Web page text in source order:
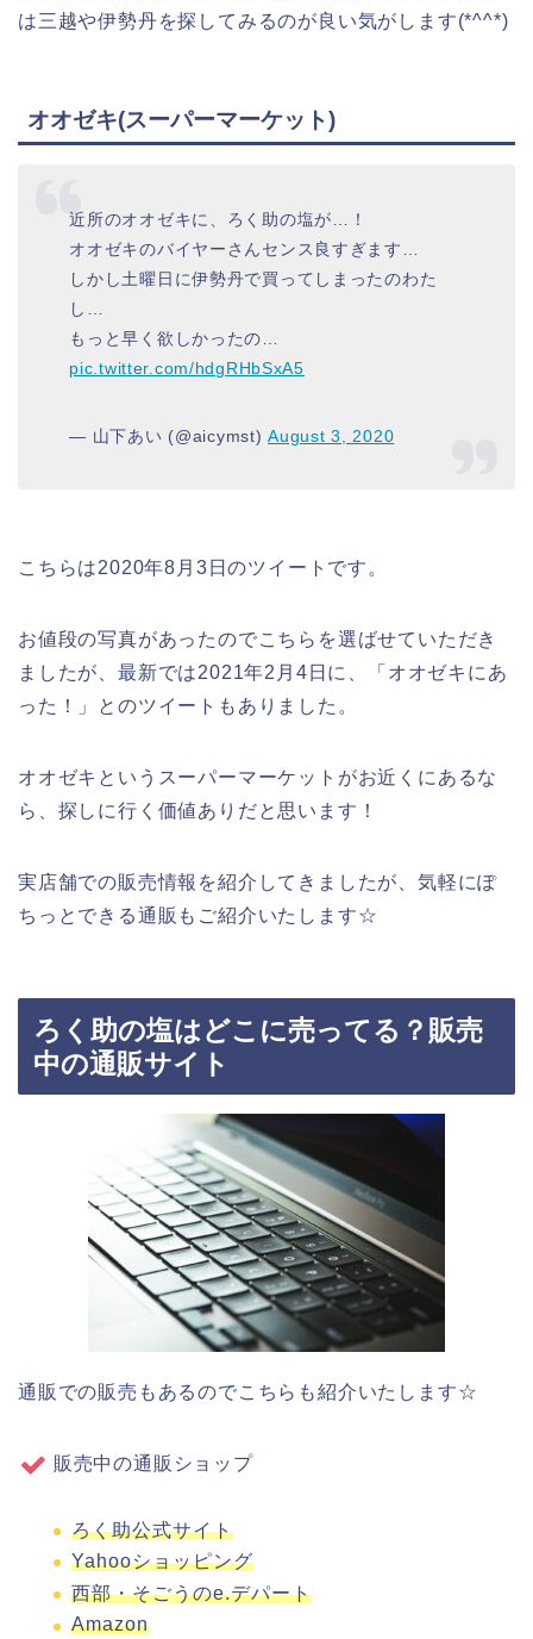
は三越や伊勢丹を探してみるのが良い気がします(*^^*)
オオゼキ(スーパーマーケット)
近所のオオゼキに、ろく助の塩が…！
オオゼキのバイヤーさんセンス良すぎます…
しかし土曜日に伊勢丹で買ってしまったのわた
し…
もっと早く欲しかったの…
pic.twitter.com/hdgRHbSxA5
— 山下あい (@aicymst)August 3, 2020
こちらは2020年8月3日のツイートです。
お値段の写真があったのでこちらを選ばせていただき
ましたが、最新では2021年2月4日に、「オオゼキにあ
った！」とのツイートもありました。
オオゼキというスーパーマーケットがお近くにあるな
ら、探しに行く価値ありだと思います！
実店舗での販売情報を紹介してきましたが、気軽にぽ
ちっとできる通販もご紹介いたします☆
ろく助の塩はどこに売ってる？販売
中の通販サイト
通販での販売もあるのでこちらも紹介いたします☆
販売中の通販ショップ
ろく助公式サイト
Yahooショッピング
西部・そごうのe.デパート
Amazon